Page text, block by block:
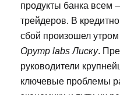
продукты банка всем
трейдеров. В
сбой произошел
Opymp labs Лиску.
руководители
ключевые проблемы